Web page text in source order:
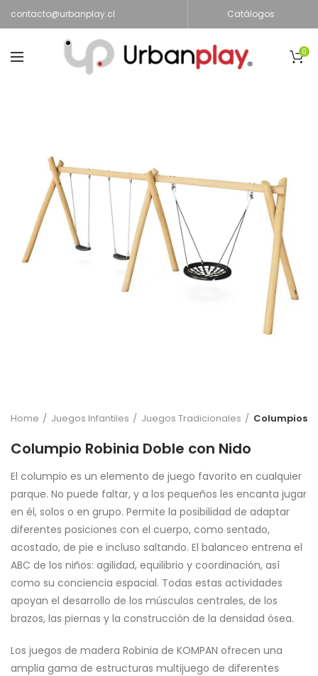
contacto@urbanplay.cl Catálogos
0
Home Juegos Infantiles Juegos Tradicionales Columpios
Columpio Robinia Doble con Nido
El columpio es un elemento de juego favorito en cualquier
parque. No puede faltar, y a los pequeños les encanta jugar
en él, solos o en grupo. Permite la posibilidad de adaptar
diferentes posiciones con el cuerpo, como sentado,
acostado, de pie e incluso saltando. El balanceo entrena el
ABC de los niños: agilidad, equilibrio y coordinación, así
como su conciencia espacial. Todas estas actividades
apoyan el desarrollo de los músculos centrales, de los
brazos, las piernas y la construcción de la densidad ósea.
Los juegos de madera Robinia de KOMPAN ofrecen una
amplia gama de estructuras multijuego de diferentes